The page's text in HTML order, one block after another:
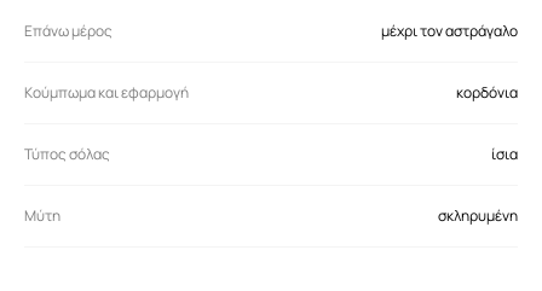
Επάνω μέρος μέχρι τον αστράγαλο
Κούμπωμα και εφαρμογή κορδόνια
Τύπος σόλας ίσια
Μύτη σκληρυμένη